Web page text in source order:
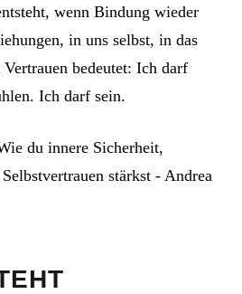
wenn Bindung wieder
in uns selbst, in das
bedeutet: Ich darf
Ich darf sein.